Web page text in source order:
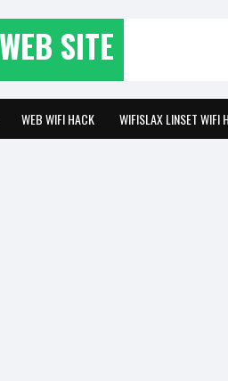
SITE
WEB WIFI HACK WIFISLAX LINSET WIFI